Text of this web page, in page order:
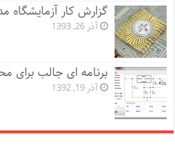
گزارش کار
آذر 26, 1393
برنامه ای جالب برای
آذر 19, 1392